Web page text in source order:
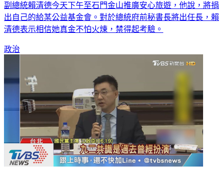
副總統賴清德今天下午至石門金山推廣安心旅遊，他說，將捐
出自己的給某公益基金會。對於總統府前秘書長將出任長，賴
清德表示相信她真金不怕火煉，禁得起考驗。
政治